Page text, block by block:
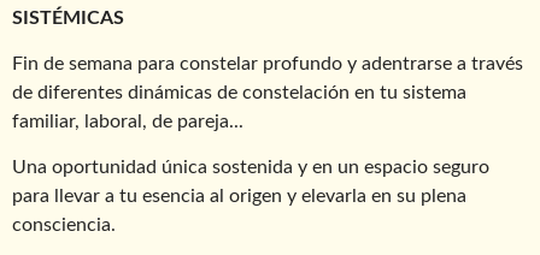
SISTÉMICAS
Fin de semana para constelar profundo y adentrarse a través
de diferentes dinámicas de constelación en tu sistema
familiar, laboral, de pareja...
Una oportunidad única sostenida y en un espacio seguro
para llevar a tu esencia al origen y elevarla en su plena
consciencia.